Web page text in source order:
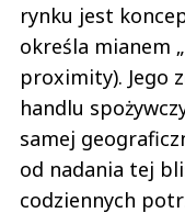
rynku jest
określa mianem
proximity). Jego
handlu
samej
od nadania tej
codziennych